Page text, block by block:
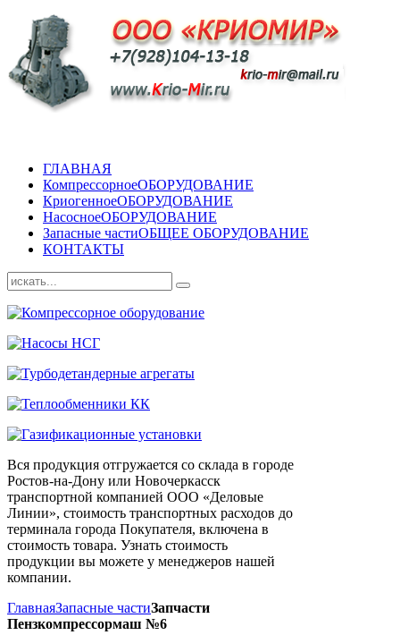
ГЛАВНАЯ
КомпрессорноеОБОРУДОВАНИЕ
КриогенноеОБОРУДОВАНИЕ
НасосноеОБОРУДОВАНИЕ
Запасные частиОБЩЕЕ ОБОРУДОВАНИЕ
КОНТАКТЫ
Вся продукция отгружается со склада в городе
Ростов-на-Дону или Новочеркасск
транспортной компанией ООО «Деловые
Линии», стоимость транспортных расходов до
терминала города Покупателя, включена в
стоимость товара. Узнать стоимость
продукции вы можете у менеджеров нашей
компании.
ГлавнаяЗапасные частиЗапчасти
Пензкомпрессормаш №6